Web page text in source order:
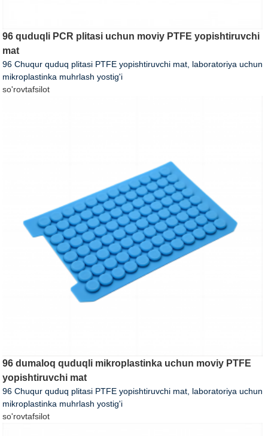
96 quduqli PCR plitasi uchun moviy PTFE yopishtiruvchi
mat
96 Chuqur quduq plitasi PTFE yopishtiruvchi mat, laboratoriya uchun
mikroplastinka muhrlash yostig'i
so'rovtafsilot
96 dumaloq quduqli mikroplastinka uchun moviy PTFE
yopishtiruvchi mat
96 Chuqur quduq plitasi PTFE yopishtiruvchi mat, laboratoriya uchun
mikroplastinka muhrlash yostig'i
so'rovtafsilot